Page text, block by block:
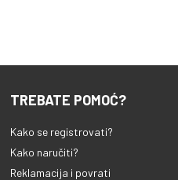
TREBATE POMOĆ?
Kako se registrovati?
Kako naručiti?
Reklamacija i povrati